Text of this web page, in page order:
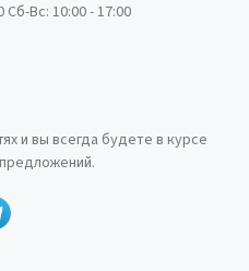
Сб-Вс: 10:00 - 17:00
и вы всегда будете в курсе